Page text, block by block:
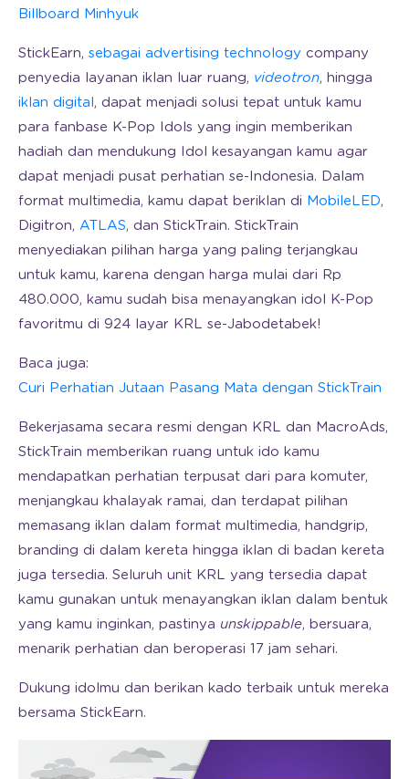
Billboard Minhyuk
StickEarn, sebagai advertising technology company
penyedia layanan iklan luar ruang, videotron, hingga
iklan digital, dapat menjadi solusi tepat untuk kamu
para fanbase K-Pop Idols yang ingin memberikan
hadiah dan mendukung Idol kesayangan kamu agar
dapat menjadi pusat perhatian se-Indonesia. Dalam
format multimedia, kamu dapat beriklan di MobileLED,
Digitron, ATLAS, dan StickTrain. StickTrain
menyediakan pilihan harga yang paling terjangkau
untuk kamu, karena dengan harga mulai dari Rp
480.000, kamu sudah bisa menayangkan idol K-Pop
favoritmu di 924 layar KRL se-Jabodetabek!
Baca juga:
Curi Perhatian Jutaan Pasang Mata dengan StickTrain
Bekerjasama secara resmi dengan KRL dan MacroAds,
StickTrain memberikan ruang untuk ido kamu
mendapatkan perhatian terpusat dari para komuter,
menjangkau khalayak ramai, dan terdapat pilihan
memasang iklan dalam format multimedia, handgrip,
branding di dalam kereta hingga iklan di badan kereta
juga tersedia. Seluruh unit KRL yang tersedia dapat
kamu gunakan untuk menayangkan iklan dalam bentuk
yang kamu inginkan, pastinya unskippable, bersuara,
menarik perhatian dan beroperasi 17 jam sehari.
Dukung idolmu dan berikan kado terbaik untuk mereka
bersama StickEarn.